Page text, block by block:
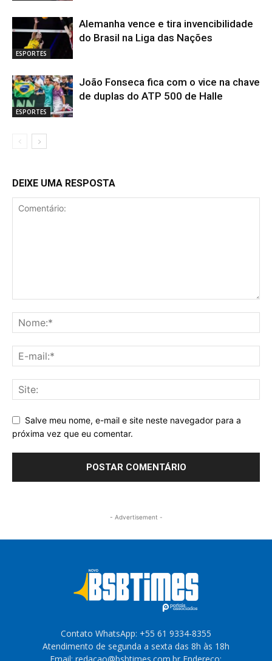
ESPORTES
Alemanha vence e tira invencibilidade
do Brasil na Liga das Nações
ESPORTES
João Fonseca fica com o vice na chave
de duplas do ATP 500 de Halle
DEIXE UMA RESPOSTA
Salve meu nome, e-mail e site neste navegador para a
próxima vez que eu comentar.
- Advertisement -
Contato WhatsApp: +55 61 9334-8355
Atendimento de segunda a sexta das 8h às 18h